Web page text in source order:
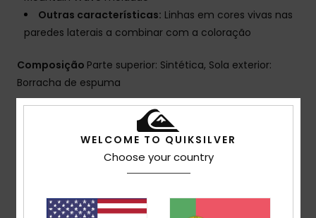
Outras características: Linhas em cores vivas nas
paredes laterais a combinar com a coloração
Composição Parte superior: Sintética, Sola exterior:
Borracha de espuma
Envio& Devoluciones
Avaliações dos clientes
WELCOME TO QUIKSILVER
Choose your country